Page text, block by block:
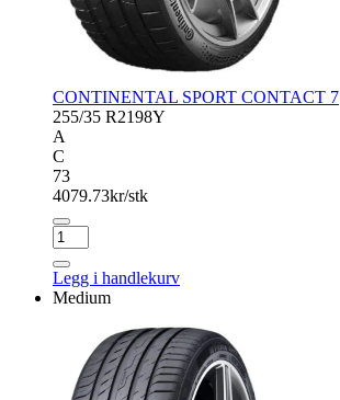
CONTINENTAL SPORT CONTACT 7
255/35 R2198Y
A
C
73
4079.73kr/stk
CONTINENTAL
SPORT
CONTACT
7
Legg i handlekurv
Medium